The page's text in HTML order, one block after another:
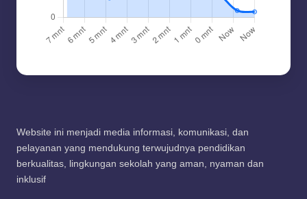
Website ini menjadi media informasi, komunikasi, dan
pelayanan yang mendukung terwujudnya pendidikan
berkualitas, lingkungan sekolah yang aman, nyaman dan
inklusif